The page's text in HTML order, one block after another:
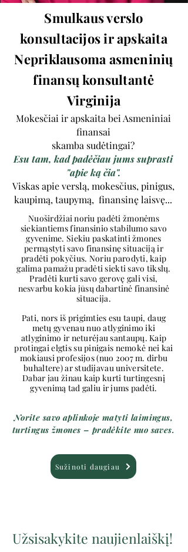
Smulkaus verslo
konsultacijos ir apskaita
Nepriklausoma asmeninių
finansų konsultantė
Virginija
Mokesčiai ir apskaita bei Asmeniniai
finansai
skamba sudėtingai?
Esu tam, kad padėčiau jums suprasti
"apie ką čia".
Viskas apie verslą, mokesčius, pinigus,
kaupimą, taupymą, finansinę laisvę...
Nuoširdžiai noriu padėti žmonėms
siekiantiems finansinio stabilumo savo
gyvenime. Siekiu paskatinti žmones
permąstyti savo finansinę situaciją ir
pradėti pokyčius. Noriu parodyti, kaip
galima pamažu pradėti siekti savo tikslų.
Pradėti kurti savo gerovę gali visi,
nesvarbu kokia jūsų dabartinė finansinė
situacija.
Pati, nors iš prigimties esu taupi, daug
metų gyvenau nuo atlyginimo iki
atlyginimo ir neturėjau santaupų. Kaip
protingai elgtis su pinigais nemokė nei kai
mokiausi profesijos (nuo 2007 m. dirbu
buhaltere) ar studijavau universitete.
Dabar jau žinau kaip kurti turtingesnį
gyvenimą tad galiu ir jums padėti.
Norite savo aplinkoje matyti laimingus,
turtingus žmones – pradėkite nuo saves.
Sužinoti daugiau
Užsisakykite naujienlaiškį!